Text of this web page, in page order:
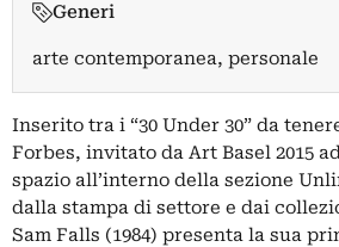
Generi
arte contemporanea, personale
Inserito tra i “30 Under 30” da
Forbes, invitato da Art Basel 2015
spazio all’interno della sezione
dalla stampa di settore e dai
Sam Falls (1984) presenta la sua